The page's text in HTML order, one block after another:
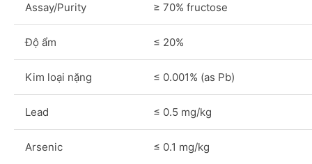
Assay/Purity ≥ 70% fructose
Độ ẩm ≤ 20%
Kim loại nặng ≤ 0.001% (as Pb)
Lead ≤ 0.5 mg/kg
Arsenic ≤ 0.1 mg/kg